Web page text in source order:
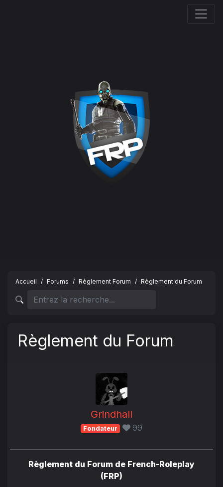
Accueil Forums Règlement Forum Règlement du Forum
Règlement du Forum
Grindhall
Fondateur 99
Règlement du Forum de French-Roleplay
(FRP)